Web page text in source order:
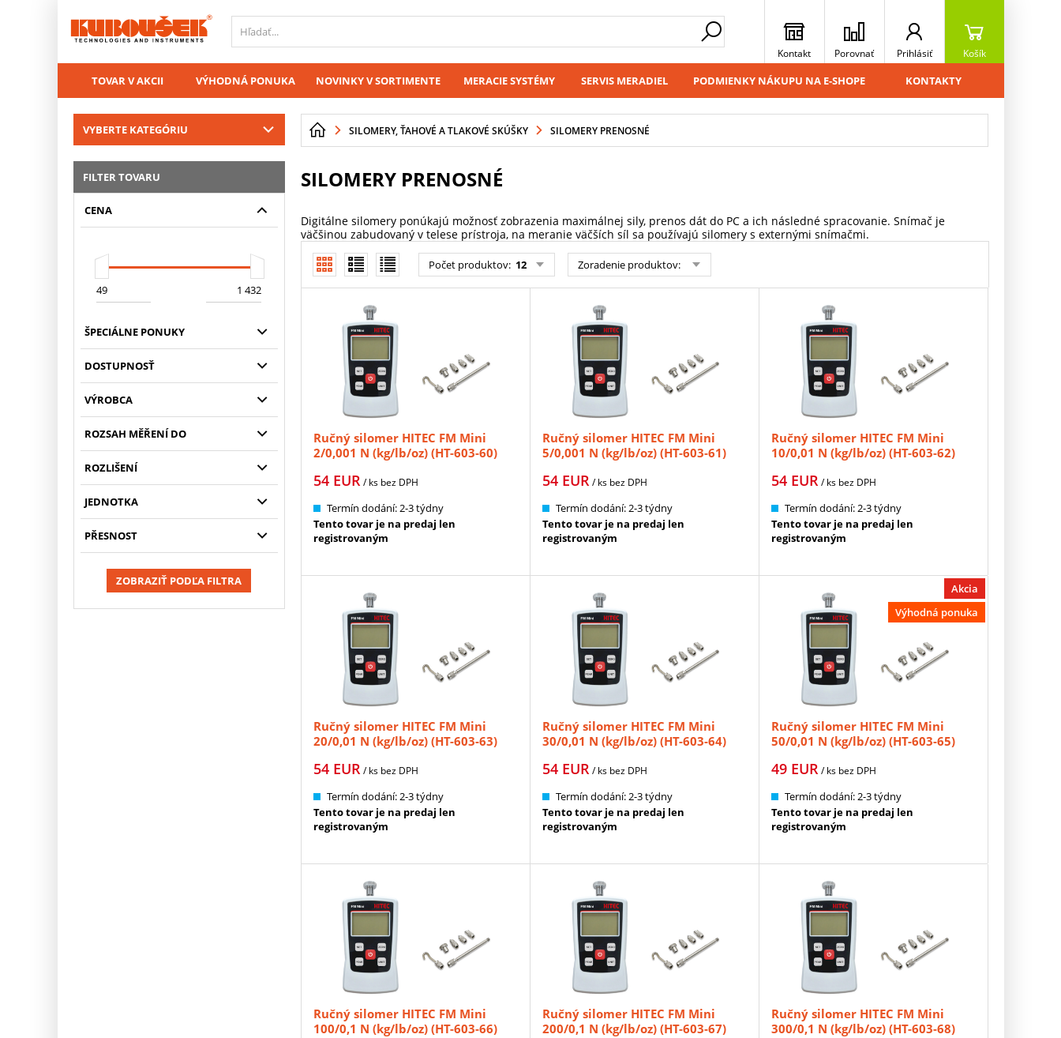
Kontakt Porovnať Prihlásiť Košík
TOVAR V AKCII VÝHODNÁ PONUKA NOVINKY V SORTIMENTE MERACIE SYSTÉMY SERVIS MERADIEL PODMIENKY NÁKUPU NA E-SHOPE KONTAKTY
VYBERTE KATEGÓRIU
FILTER TOVARU
CENA
ŠPECIÁLNE PONUKY
DOSTUPNOSŤ
VÝROBCA
ROZSAH MĚŘENÍ DO
ROZLIŠENÍ
JEDNOTKA
PŘESNOST
ZOBRAZIŤ PODĽA FILTRA
SILOMERY, ŤAHOVÉ A TLAKOVÉ SKÚŠKY SILOMERY PRENOSNÉ
SILOMERY PRENOSNÉ
Digitálne silomery ponúkajú možnosť zobrazenia maximálnej sily, prenos dát do PC a ich následné spracovanie. Snímač je
väčšinou zabudovaný v telese prístroja, na meranie väčších síl sa používajú silomery s externými snímačmi.
Počet produktov: 12 Zoradenie produktov:
Ručný silomer HITEC FM Mini
2/0,001 N (kg/lb/oz) (HT-603-60)
54EUR/ ks bez DPH
Termín dodání: 2-3 týdny
Tento tovar je na predaj len
registrovaným
Ručný silomer HITEC FM Mini
5/0,001 N (kg/lb/oz) (HT-603-61)
54EUR/ ks bez DPH
Termín dodání: 2-3 týdny
Tento tovar je na predaj len
registrovaným
Ručný silomer HITEC FM Mini
10/0,01 N (kg/lb/oz) (HT-603-62)
54 EUR/ ks bez DPH
Termín dodání: 2-3 týdny
Tento tovar je na predaj len
registrovaným
Ručný silomer HITEC FM Mini
20/0,01 N (kg/lb/oz) (HT-603-63)
54EUR/ ks bez DPH
Termín dodání: 2-3 týdny
Tento tovar je na predaj len
registrovaným
Ručný silomer HITEC FM Mini
30/0,01 N (kg/lb/oz) (HT-603-64)
54EUR/ ks bez DPH
Termín dodání: 2-3 týdny
Tento tovar je na predaj len
registrovaným
Akcia
Výhodná ponuka
Ručný silomer HITEC FM Mini
50/0,01 N (kg/lb/oz) (HT-603-65)
49 EUR/ ks bez DPH
Termín dodání: 2-3 týdny
Tento tovar je na predaj len
registrovaným
Ručný silomer HITEC FM Mini
100/0,1 N (kg/lb/oz) (HT-603-66)
Ručný silomer HITEC FM Mini
200/0,1 N (kg/lb/oz) (HT-603-67)
Ručný silomer HITEC FM Mini
300/0,1 N (kg/lb/oz) (HT-603-68)